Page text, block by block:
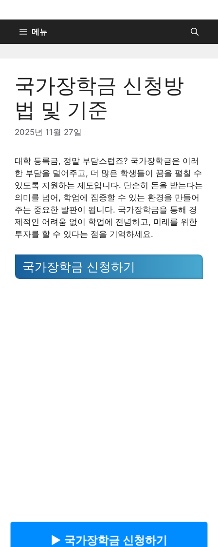
텐
로
메뉴
국가장학금 신청방
법 및 기준
2025년 11월 27일
대학 등록금, 정말 부담스럽죠? 국가장학금은 이러
한 부담을 덜어주고, 더 많은 학생들이 꿈을 펼칠 수
있도록 지원하는 제도입니다. 단순히 돈을 받는다는
의미를 넘어, 학업에 집중할 수 있는 환경을 만들어
주는 중요한 발판이 됩니다. 국가장학금을 통해 경
제적인 어려움 없이 학업에 전념하고, 미래를 위한
투자를 할 수 있다는 점을 기억하세요.
국가장학금 신청하기
▶︎ 국가장학금 신청하기